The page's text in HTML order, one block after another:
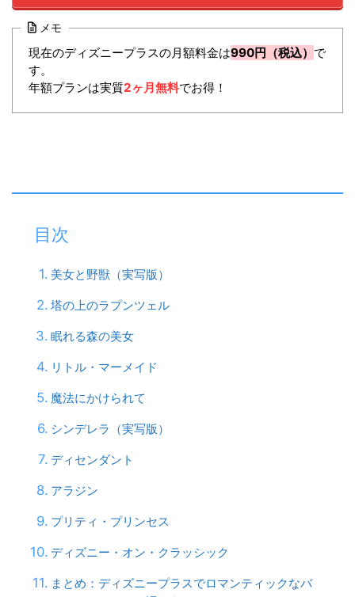
メモ
現在のディズニープラスの月額料金は990円（税込） で
す。
年額プランは実質2ヶ月無料でお得！
目次
美女と野獣（実写版）
塔の上のラプンツェル
眠れる森の美女
リトル・マーメイド
魔法にかけられて
シンデレラ（実写版）
ディセンダント
アラジン
プリティ・プリンセス
ディズニー・オン・クラッシック
まとめ：ディズニープラスでロマンティックなバ